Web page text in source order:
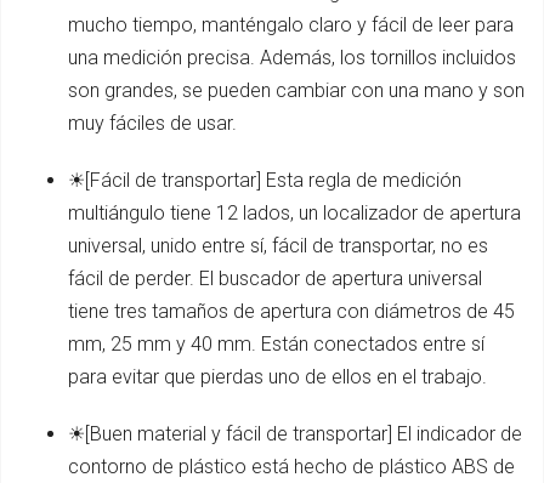
mucho tiempo, manténgalo claro y fácil de leer para
una medición precisa. Además, los tornillos incluidos
son grandes, se pueden cambiar con una mano y son
muy fáciles de usar.
☀[Fácil de transportar] Esta regla de medición
multiángulo tiene 12 lados, un localizador de apertura
universal, unido entre sí, fácil de transportar, no es
fácil de perder. El buscador de apertura universal
tiene tres tamaños de apertura con diámetros de 45
mm, 25 mm y 40 mm. Están conectados entre sí
para evitar que pierdas uno de ellos en el trabajo.
☀[Buen material y fácil de transportar] El indicador de
contorno de plástico está hecho de plástico ABS de